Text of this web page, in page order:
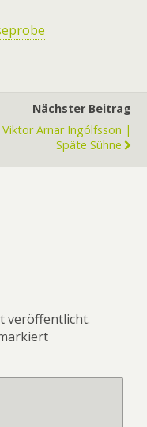
Nächster Beitrag
Viktor Arnar Ingólfsson |
Späte Sühne
veröffentlicht.